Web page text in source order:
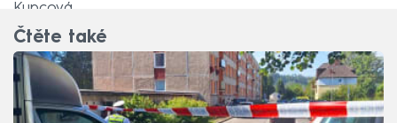
Kupcová.
Čtěte také